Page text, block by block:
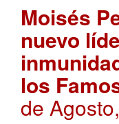
Moisés
nuevo
los
de